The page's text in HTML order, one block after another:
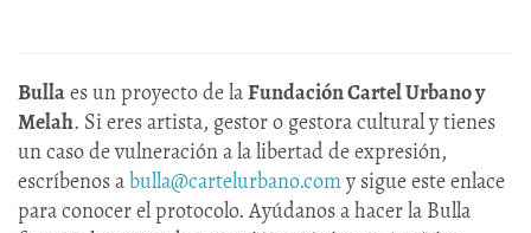
Bullaes un proyecto de laFundación Cartel Urbano y
Melah. Si eres artista, gestor o gestora cultural y tienes
un caso de vulneración a la libertad de expresión,
escríbenos abulla@cartelurbano.comy sigue este enlace
para conocer el protocolo. Ayúdanos a hacer la Bulla